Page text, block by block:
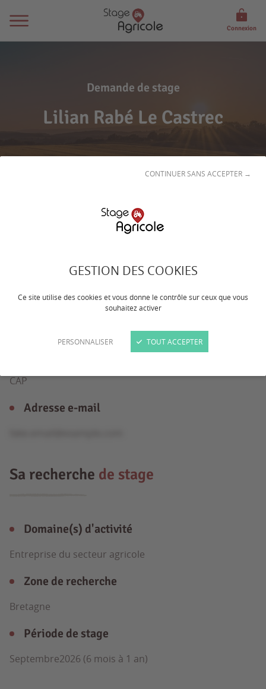
GESTION DES COOKIES
Ce site utilise des cookies et vous donne le contrôle sur ceux que vous
souhaitez activer
PERSONNALISER
CONTINUER SANS ACCEPTER →
TOUT ACCEPTER
Connexion
Demande de stage
Lilian Rabé Le Castrec
Âge
CAP
Adresse e-mail
Sa recherche de stage
Domaine(s) d'activité
Entreprise du secteur agricole
Zone de recherche
Bretagne
Période de stage
Septembre2026 (6 mois à 1 an)